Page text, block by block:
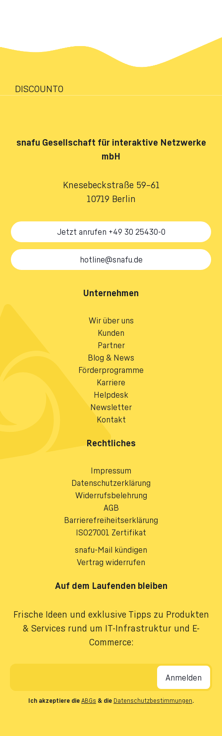
DISCOUNTO
snafu Gesellschaft für interaktive Netzwerke
mbH
Knesebeckstraße 59–61
10719 Berlin
Jetzt anrufen +49 30 25430-0
hotline@snafu.de
Unternehmen
Wir über uns
Kunden
Partner
Blog & News
Förderprogramme
Karriere
Helpdesk
Newsletter
Kontakt
Rechtliches
Impressum
Datenschutzerklärung
Widerrufsbelehrung
AGB
Barrierefreiheitserklärung
ISO27001 Zertifikat
snafu-Mail kündigen
Vertrag widerrufen
Auf dem Laufenden bleiben
Frische Ideen und exklusive Tipps zu Produkten
& Services rund um IT-Infrastruktur und E-
Commerce:
E-Mail-Adresse
Ich akzeptiere die ABGs & die Datenschutzbestimmungen.